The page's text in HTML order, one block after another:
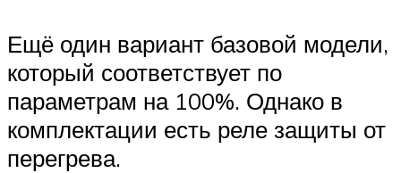
Ещё один вариант базовой модели,
который соответствует по
параметрам на 100%. Однако в
комплектации есть реле защиты от
перегрева.